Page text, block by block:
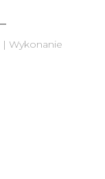
| Wykonanie